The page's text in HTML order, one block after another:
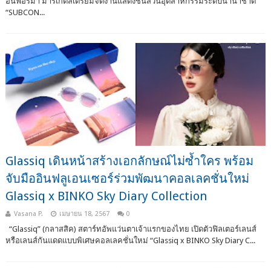
“SUBCON...
Glassiq เดินหน้าสร้างเอกลักษณ์ไม่ซ้ำใคร พร้อม
จับมืออินฟลูเอนเซอร์ร่วมพัฒนาคอลเลคชั่นใหม่
Glassiq x BINKO Sky Diary Collection
Vasana P. เมษายน 18, 2567 0
“Glassiq” (กลาสสิค) สตาร์ทอัพแว่นตาเจ้าแรกของไทย เปิดตัวฟิลเตอร์เลนส์
หรือเลนส์กันแดดแบบพิเศษคอลเลคชั่นใหม่ “Glassiq x BINKO Sky Diary C...